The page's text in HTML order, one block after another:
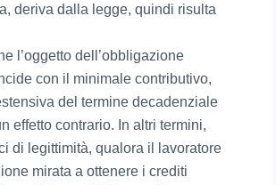
deriva dalla legge, quindi risulta
l’oggetto dell’obbligazione
con il minimale contributivo,
del termine decadenziale
effetto contrario. In altri termini,
di legittimità, qualora il lavoratore
mirata a ottenere i crediti